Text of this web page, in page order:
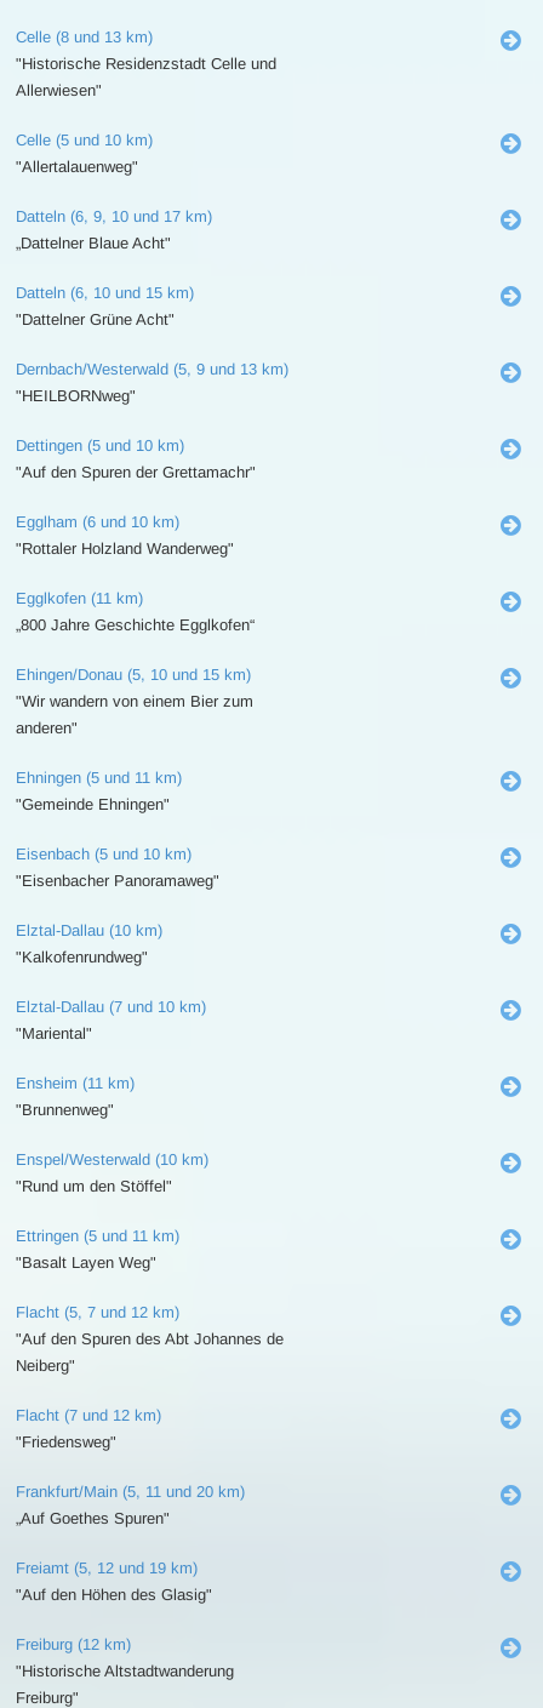
Celle (8 und 13 km)
"Historische Residenzstadt Celle und
Allerwiesen"
Celle (5 und 10 km)
"Allertalauenweg"
Datteln (6, 9, 10 und 17 km)
„Dattelner Blaue Acht"
Datteln (6, 10 und 15 km)
"Dattelner Grüne Acht"
Dernbach/Westerwald (5, 9 und 13 km)
"HEILBORNweg"
Dettingen (5 und 10 km)
"Auf den Spuren der Grettamachr"
Egglham (6 und 10 km)
"Rottaler Holzland Wanderweg"
Egglkofen (11 km)
„800 Jahre Geschichte Egglkofen“
Ehingen/Donau (5, 10 und 15 km)
"Wir wandern von einem Bier zum
anderen"
Ehningen (5 und 11 km)
"Gemeinde Ehningen"
Eisenbach (5 und 10 km)
"Eisenbacher Panoramaweg"
Elztal-Dallau (10 km)
"Kalkofenrundweg"
Elztal-Dallau (7 und 10 km)
"Mariental"
Ensheim (11 km)
"Brunnenweg"
Enspel/Westerwald (10 km)
"Rund um den Stöffel"
Ettringen (5 und 11 km)
"Basalt Layen Weg"
Flacht (5, 7 und 12 km)
"Auf den Spuren des Abt Johannes de
Neiberg"
Flacht (7 und 12 km)
"Friedensweg"
Frankfurt/Main (5, 11 und 20 km)
„Auf Goethes Spuren"
Freiamt (5, 12 und 19 km)
"Auf den Höhen des Glasig"
Freiburg (12 km)
"Historische Altstadtwanderung
Freiburg"